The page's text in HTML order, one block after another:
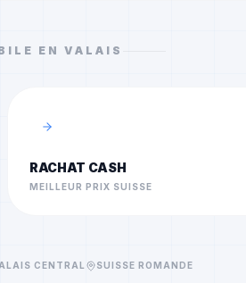
EN VALAIS
RACHAT CASH
MEILLEUR PRIX SUISSE
CENTRAL SUISSE ROMANDE